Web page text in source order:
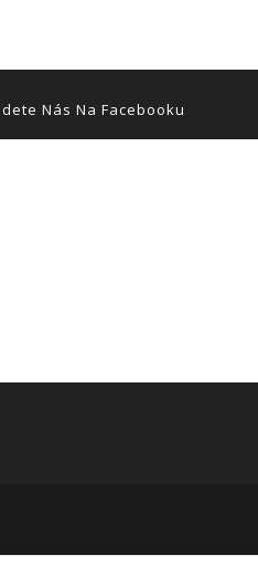
Nás Na Facebooku